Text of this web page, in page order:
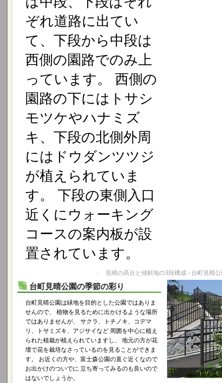
─ 見晴の高台と傾斜地の3段構成 - 台町見晴公
ぞれ道路に出てい
て、下段から中段は
西側の園路でのみ上
っています。 西側の
園路の下にはトサシ
モツケやハナミズ
キ、下段の北側外周
にはドウダンツツジ
が植えられていま
す。 下段の東側入口
近くにウォーキング
コースの案内板が設
置されています。
台町見晴公園の季節の彩り
台町見晴公園は緑地を目的とした公園ではありま
せんので、 植物を見るために出かけるような場所
ではありませんが、 サクラ、トチノキ、コデマ
リ、トサミズキ、アジサイなど 周囲を中心に植え
られた植栽が植えられていますし、 地元の方が花
壇で花を栽培なさっているのを見ることができま
す。 お近くの方や、富士森公園の直ぐ近くなので
お出かけのついでに 立ち寄ってみるのも良いので
はないでしょうか。
トサシモ